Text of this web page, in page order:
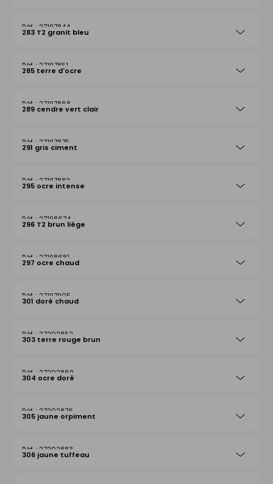
27197844
283 T2 granit bleu
27197851
285 terre d'ocre
27197868
289 cendre vert clair
27197875
291 gris ciment
27197882
295 ocre intense
27198674
296 T2 brun liège
27198681
297 ocre chaud
27197905
301 doré chaud
27202852
303 terre rouge brun
27202869
304 ocre doré
27202876
305 jaune orpiment
27202883
306 jaune tuffeau